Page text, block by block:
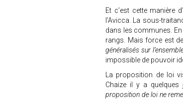
Et c’est cette manière
l’Avicca. La sous-
dans les communes.
rangs. Mais force est
généralisés sur
impossible de pouvoir
La proposition de loi
Chaize il y a
proposition de loi ne